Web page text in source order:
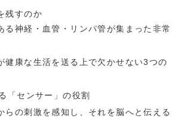
残すのか
る神経・血管・リンパ管が集まった非常
健康な生活を送る上で欠かせない3つの
「センサー」の役割
らの刺激を感知し、それを脳へと伝える